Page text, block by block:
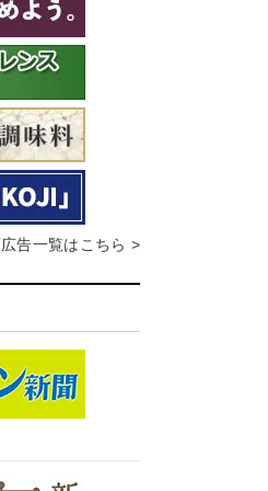
告一覧はこちら >